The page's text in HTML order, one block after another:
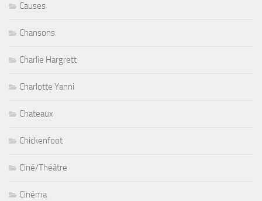
Causes
Chansons
Charlie Hargrett
Charlotte Yanni
Chateaux
Chickenfoot
Ciné/Théâtre
Cinéma